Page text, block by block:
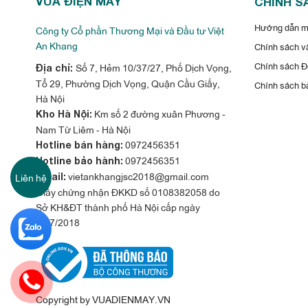
Điều hòa nối ống gió Panasonic S-
Điều hòa âm trần nối ống gió Panasonic sử dụng môi chất
loại gas lạnh thế hệ mới có hiệu suất truyền nhiệt cao hơn
Vì vậy, R410a là sự lựa chọn đáng tin cậy đối với người sử
Công ty Cổ phần Thương Mại và Đầu tư Việt
An Khang
Địa chỉ: Số 7, Hẻm 10/37/27, Phố Dịch Vọng,
Tổ 29, Phường Dịch Vọng, Quận Cầu Giấy,
Hà Nội
Kho Hà Nội: Km số 2 đường xuân Phương -
Nam Từ Liêm - Hà Nội
Hotline bán hàng: 0972456351
Hotline bảo hành: 0972456351
Email: vietankhangjsc2018@gmail.com
Giấy chứng nhận ĐKKD số 0108382058 do
Sở KH&ĐT thành phố Hà Nội cấp ngày
31/7/2018
Hướng dẫn
Chính sách
Chính sách
Chính sách
Copyright by VUADIENMAY.VN
Liên hệ